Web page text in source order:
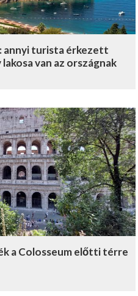
annyi turista érkezett
van az országnak
a Colosseum előtti térre